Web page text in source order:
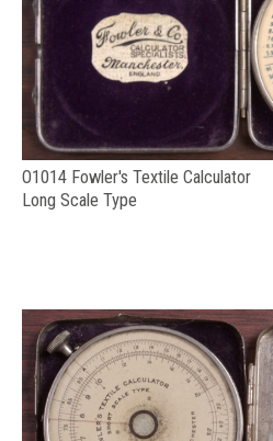
O1014 Fowler's Textile Calculator
Long Scale Type